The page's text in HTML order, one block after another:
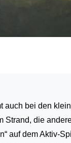
auch bei den
Strand, die
auf dem Aktiv-